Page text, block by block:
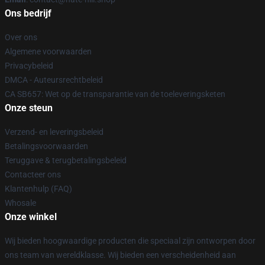
Ons bedrijf
Over ons
Algemene voorwaarden
Privacybeleid
DMCA - Auteursrechtbeleid
CA SB657: Wet op de transparantie van de toeleveringsketen
Onze steun
Verzend- en leveringsbeleid
Betalingsvoorwaarden
Teruggave & terugbetalingsbeleid
Contacteer ons
Klantenhulp (FAQ)
Whosale
Onze winkel
Wij bieden hoogwaardige producten die speciaal zijn ontworpen door
ons team van wereldklasse. Wij bieden een verscheidenheid aan